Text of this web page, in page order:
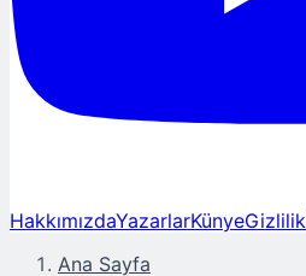
HakkımızdaYazarlarKünyeGizlilik
Ana Sayfa